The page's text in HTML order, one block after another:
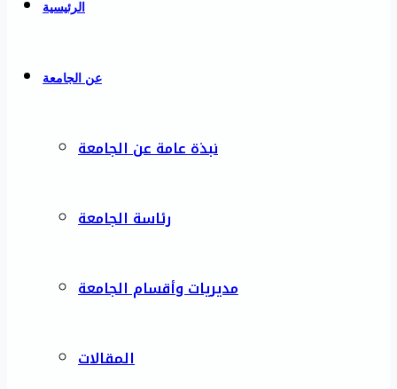
الرئيسية
عن الجامعة
نبذة عامة عن الجامعة
رئاسة الجامعة
مديريات وأقسام الجامعة
المقالات